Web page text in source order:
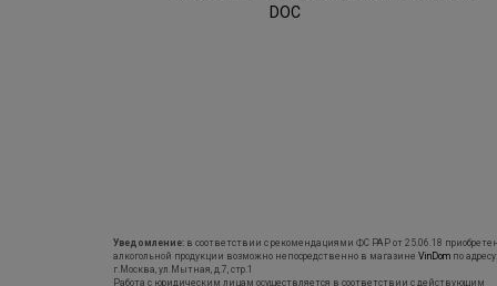
DOC
Уведомление: в соответствии с рекомендациями ФС РАР от 25.06.18
алкогольной продукции возможно непосредственно в магазине VinDom по адресу:
г.Москва, ул.Мытная, д.7, стр.1
Работа с юридическим лицам осуществляется в соответствии с действующим